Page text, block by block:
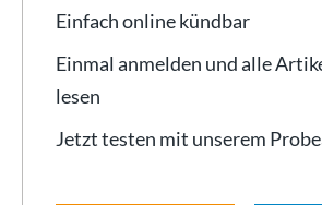
Einfach online kündbar
Einmal anmelden und alle
lesen
Jetzt testen mit unserem